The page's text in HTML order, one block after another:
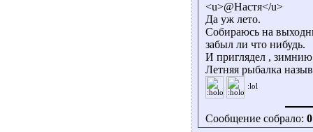
<u>@Настя</u>
Да уж лето.
Собираюсь на
забыл ли что нибудь.
И приглядел ,
Летняя рыбалка
Сообщение собрало: 0